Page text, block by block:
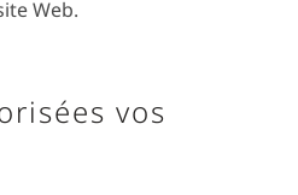
Web.
vos